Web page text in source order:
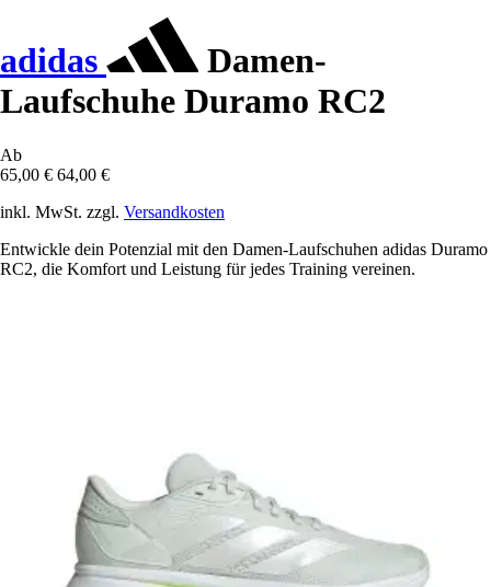
adidas
Damen-
Laufschuhe Duramo RC2
Ab
65,00 € 64,00 €
inkl. MwSt. zzgl. Versandkosten
Entwickle dein Potenzial mit den Damen-Laufschuhen adidas Duramo
RC2, die Komfort und Leistung für jedes Training vereinen.